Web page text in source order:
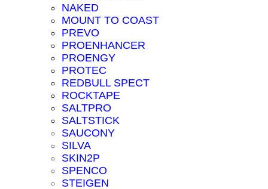
NAKED
MOUNT TO COAST
PREVO
PROENHANCER
PROENGY
PROTEC
REDBULL SPECT
ROCKTAPE
SALTPRO
SALTSTICK
SAUCONY
SILVA
SKIN2P
SPENCO
STEIGEN